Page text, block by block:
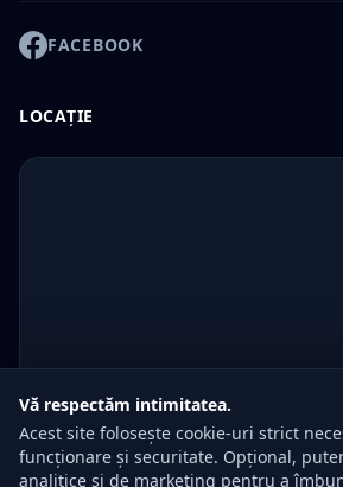
FACEBOOK
LOCAȚIE
Vă respectăm intimitatea.
Acest site folosește cookie-uri strict
funcționare și securitate. Opțional,
analitice și de marketing pentru a